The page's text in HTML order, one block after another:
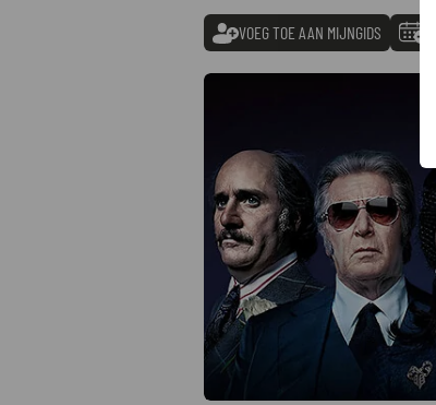
VOEG TOE AAN MIJNGIDS